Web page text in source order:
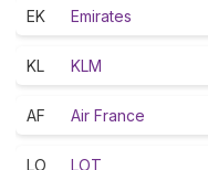
EK Emirates
KL KLM
AF Air France
LO LOT